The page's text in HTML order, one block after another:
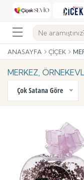
ANASAYFA ÇIÇEK
MERKEZ,
Çok Satana Göre